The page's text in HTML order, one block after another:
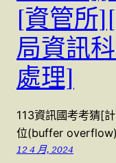
[資管所
局資訊
處理]
113資訊國考考猜[
位(buffer
12 4 月, 2024